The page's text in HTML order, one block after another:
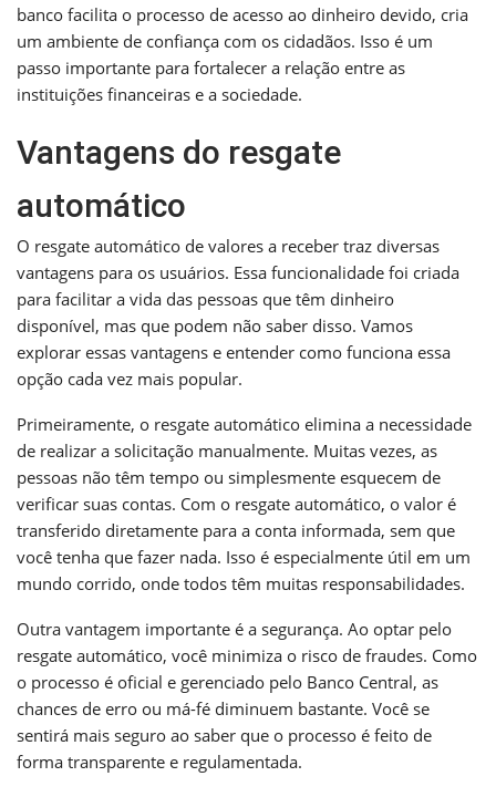
banco facilita o processo de acesso ao dinheiro devido, cria
um ambiente de confiança com os cidadãos. Isso é um
passo importante para fortalecer a relação entre as
instituições financeiras e a sociedade.
Vantagens do resgate
automático
O resgate automático de valores a receber traz diversas
vantagens para os usuários. Essa funcionalidade foi criada
para facilitar a vida das pessoas que têm dinheiro
disponível, mas que podem não saber disso. Vamos
explorar essas vantagens e entender como funciona essa
opção cada vez mais popular.
Primeiramente, o resgate automático elimina a necessidade
de realizar a solicitação manualmente. Muitas vezes, as
pessoas não têm tempo ou simplesmente esquecem de
verificar suas contas. Com o resgate automático, o valor é
transferido diretamente para a conta informada, sem que
você tenha que fazer nada. Isso é especialmente útil em um
mundo corrido, onde todos têm muitas responsabilidades.
Outra vantagem importante é a segurança. Ao optar pelo
resgate automático, você minimiza o risco de fraudes. Como
o processo é oficial e gerenciado pelo Banco Central, as
chances de erro ou má-fé diminuem bastante. Você se
sentirá mais seguro ao saber que o processo é feito de
forma transparente e regulamentada.